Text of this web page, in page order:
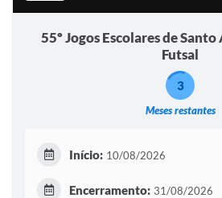
55º Jogos Escolares de
Futsal
Meses restantes
3
Início: 10/08/2026
Encerramento: 31/08/2026